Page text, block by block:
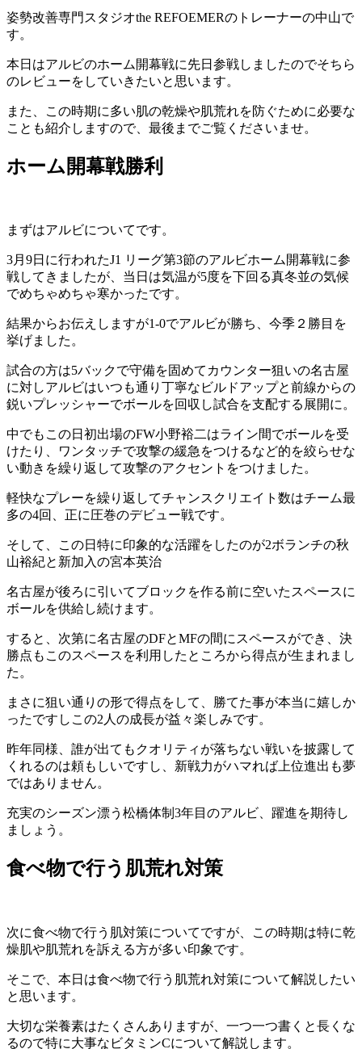
姿勢改善専門スタジオthe REFOEMERのトレーナーの中山で
す。
本日はアルビのホーム開幕戦に先日参戦しましたのでそちら
のレビューをしていきたいと思います。
また、この時期に多い肌の乾燥や肌荒れを防ぐために必要な
ことも紹介しますので、最後までご覧くださいませ。
ホーム開幕戦勝利
まずはアルビについてです。
3月9日に行われたJ1 リーグ第3節のアルビホーム開幕戦に参
戦してきましたが、当日は気温が5度を下回る真冬並の気候
でめちゃめちゃ寒かったです。
結果からお伝えしますが1-0でアルビが勝ち、今季２勝目を
挙げました。
試合の方は5バックで守備を固めてカウンター狙いの名古屋
に対しアルビはいつも通り丁寧なビルドアップと前線からの
鋭いプレッシャーでボールを回収し試合を支配する展開に。
中でもこの日初出場のFW小野裕二はライン間でボールを受
けたり、ワンタッチで攻撃の緩急をつけるなど的を絞らせな
い動きを繰り返して攻撃のアクセントをつけました。
軽快なプレーを繰り返してチャンスクリエイト数はチーム最
多の4回、正に圧巻のデビュー戦です。
そして、この日特に印象的な活躍をしたのが2ボランチの秋
山裕紀と新加入の宮本英治
名古屋が後ろに引いてブロックを作る前に空いたスペースに
ボールを供給し続けます。
すると、次第に名古屋のDFとMFの間にスペースができ、決
勝点もこのスペースを利用したところから得点が生まれまし
た。
まさに狙い通りの形で得点をして、勝てた事が本当に嬉しか
ったですしこの2人の成長が益々楽しみです。
昨年同様、誰が出てもクオリティが落ちない戦いを披露して
くれるのは頼もしいですし、新戦力がハマれば上位進出も夢
ではありません。
充実のシーズン漂う松橋体制3年目のアルビ、躍進を期待し
ましょう。
食べ物で行う肌荒れ対策
次に食べ物で行う肌対策についてですが、この時期は特に乾
燥肌や肌荒れを訴える方が多い印象です。
そこで、本日は食べ物で行う肌荒れ対策について解説したい
と思います。
大切な栄養素はたくさんありますが、一つ一つ書くと長くな
るので特に大事なビタミンCについて解説します。